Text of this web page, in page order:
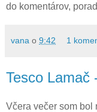
do komentárov,
vana o 9:42 1
Tesco Lamač
Včera večer som bol